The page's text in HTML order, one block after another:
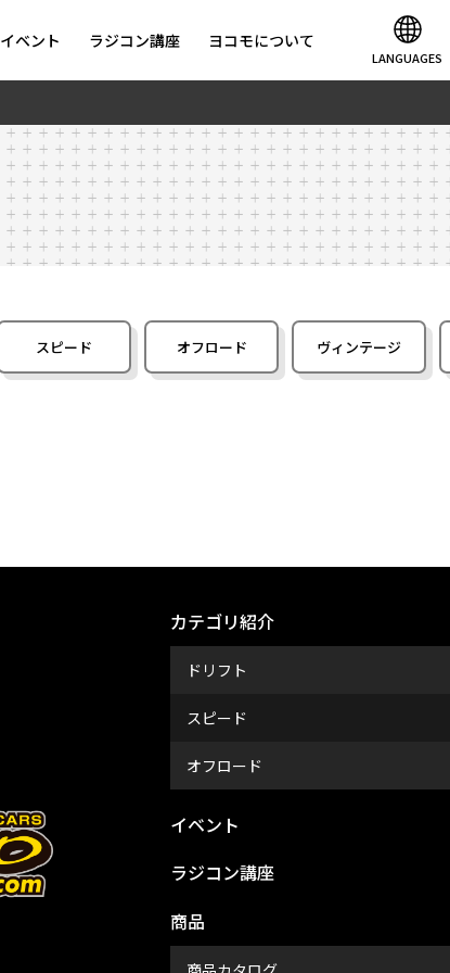
イベント ラジコン講座 ヨコモについて
LANGUAGES
スピード オフロード ヴィンテージ
カテゴリ紹介
ドリフト
スピード
オフロード
イベント
ラジコン講座
商品